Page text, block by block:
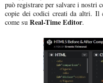
può registrare per salvare i nostri
copie dei codici creati da altri. Il
come su Real-Time Editor.